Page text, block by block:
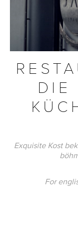
DIE
Exquisite Kost
For